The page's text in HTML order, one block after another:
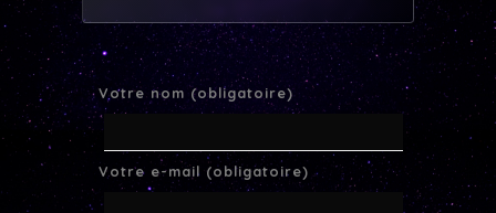
Votre nom (obligatoire)
Votre e-mail (obligatoire)